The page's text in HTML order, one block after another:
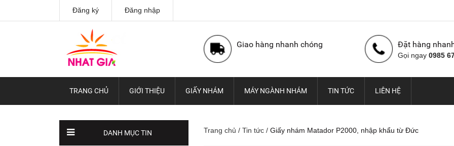
Đăng ký Đăng nhập
Giao hàng nhanh chóng Đặt hàng
Gọi ngay 0985
TRANG CHỦ GIỚI THIỆU GIẤY NHÁM MÁY NGÀNH NHÁM TIN TỨC LIÊN HỆ
Trang chủ / Tin tức / Giấy nhám Matador P2000, nhập khẩu từ Đức
DANH MỤC TIN